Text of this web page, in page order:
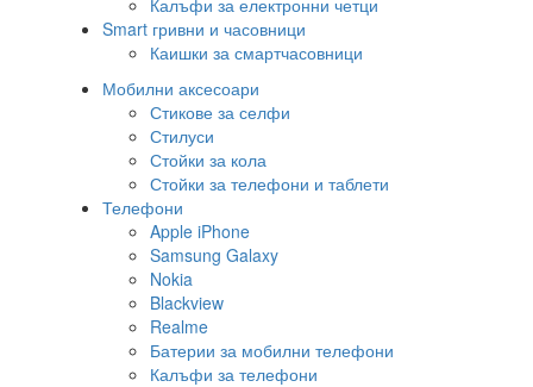
Калъфи за електронни четци
Smart гривни и часовници
Каишки за смартчасовници
Мобилни аксесоари
Стикове за селфи
Стилуси
Стойки за кола
Стойки за телефони и таблети
Телефони
Apple iPhone
Samsung Galaxy
Nokia
Blackview
Realme
Батерии за мобилни телефони
Калъфи за телефони